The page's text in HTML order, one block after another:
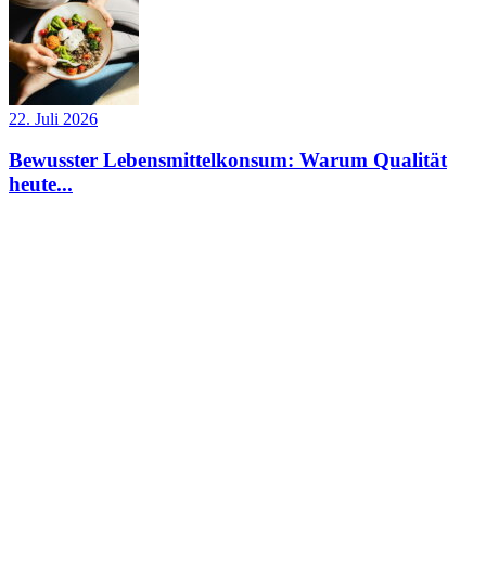
22. Juli 2026
Bewusster Lebensmittelkonsum: Warum Qualität
heute...